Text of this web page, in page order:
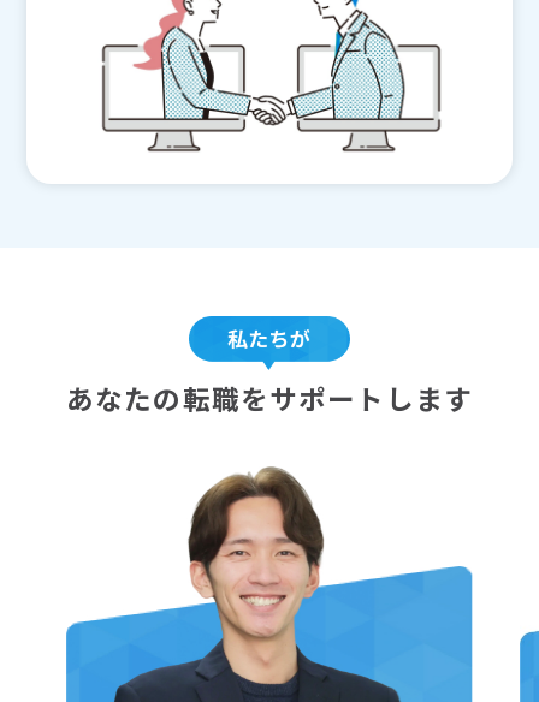
あなたの転職をサポートします